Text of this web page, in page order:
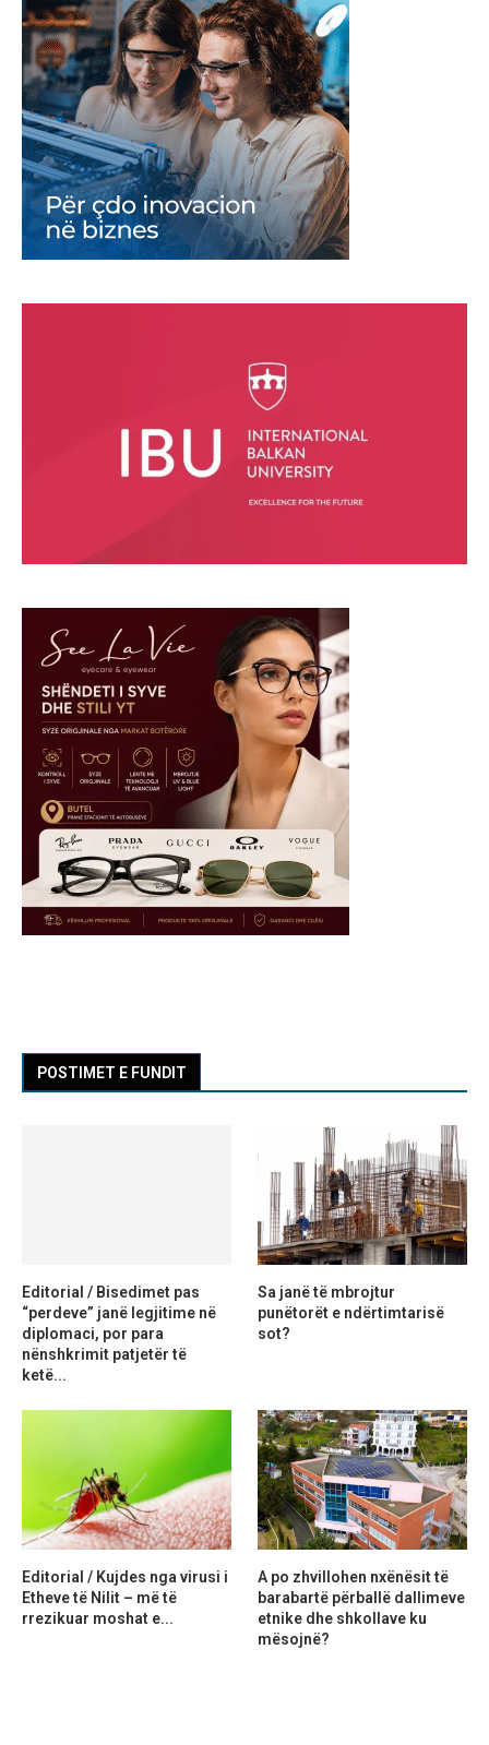
POSTIMET E FUNDIT
Editorial / Bisedimet pas
“perdeve” janë legjitime në
diplomaci, por para
nënshkrimit patjetër të
ketë...
Sa janë të mbrojtur
punëtorët e ndërtimtarisë
sot?
Editorial / Kujdes nga virusi i
Etheve të Nilit – më të
rrezikuar moshat e...
A po zhvillohen nxënësit të
barabartë përballë dallimeve
etnike dhe shkollave ku
mësojnë?